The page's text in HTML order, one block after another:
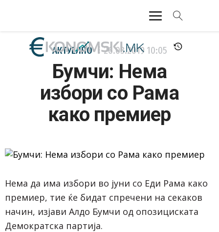
АКТУЕЛНО
ЕКОНОМИЈА
ФИНАНСИИ
БАНКАРСТВО
АКТУЕЛНО 26.03.2019 10:05
Бумчи: Нема
избори со Рама
како премиер
Нема да има избори во јуни со Еди Рама како
премиер, тие ќе бидат спречени на секаков
начин, изјави Алдо Бумчи од опозициската
Демократска партија.